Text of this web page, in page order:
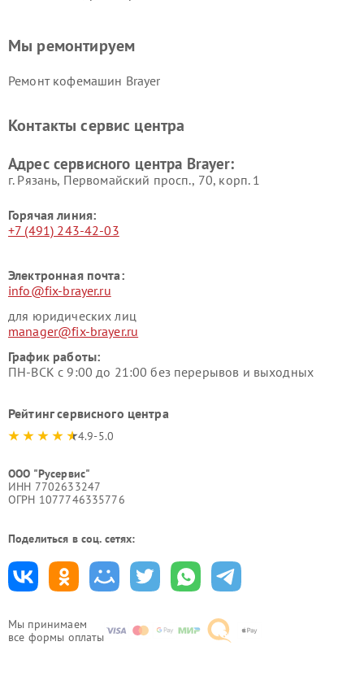
Мы принимаем
все формы оплаты
Мы ремонтируем
Ремонт кофемашин Brayer
Контакты сервис центра
Адрес сервисного центра Brayer:
г. Рязань, Первомайский просп., 70, корп. 1
Горячая линия:
+7 (491) 243-42-03
Электронная почта:
info@fix-brayer.ru
для юридических лиц
manager@fix-brayer.ru
График работы:
ПН-ВСК с 9:00 до 21:00 без перерывов и выходных
Рейтинг сервисного центра
4.9-5.0
ООО "Русервис"
ИНН 7702633247
ОГРН 1077746335776
Поделиться в соц. сетях: